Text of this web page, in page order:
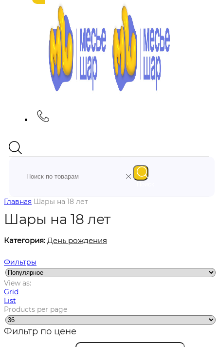
Главная Шары на 18 лет
Шары на 18 лет
Категория: День рождения
Фильтры
View as:
Grid
List
Products per page
Фильтр по цене